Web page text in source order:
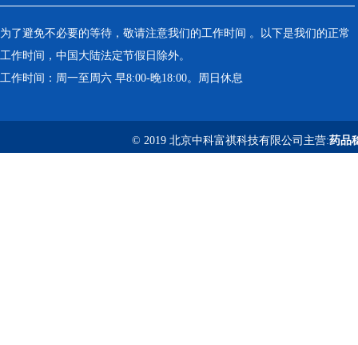
为了避免不必要的等待，敬请注意我们的工作时间 。以下是我们的正常
工作时间，中国大陆法定节假日除外。
工作时间：周一至周六 早8:00-晚18:00。周日休息
© 2019 北京中科富祺科技有限公司主营:药品